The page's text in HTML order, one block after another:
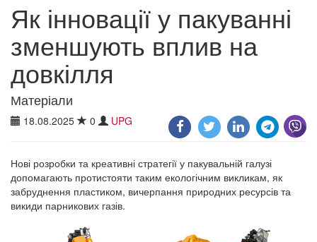
Як інновації у пакуванні
зменшують вплив на
довкілля
Матеріали
18.08.2025 0 UPG
Нові розробки та креативні стратегії у пакувальній галузі
допомагають протистояти таким екологічним викликам, як
забруднення пластиком, вичерпання природних ресурсів та
викиди парникових газів.